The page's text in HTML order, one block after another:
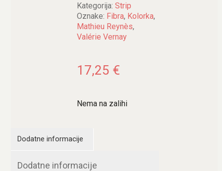
Kategorija: Strip
Oznake: Fibra, Kolorka,
Mathieu Reynès,
Valérie Vernay
17,25 €
Nema na zalihi
Dodatne informacije
Dodatne informacije